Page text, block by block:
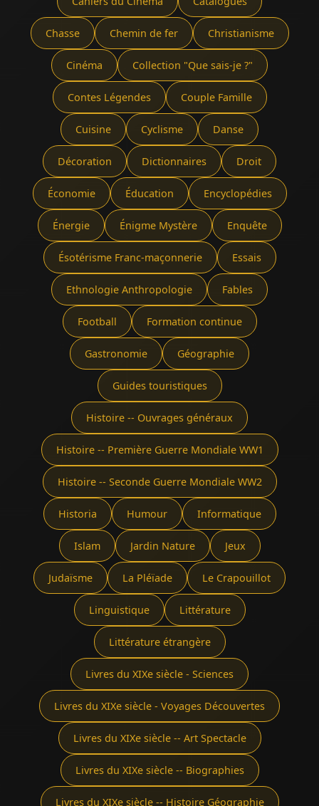
Chasse Chemin de fer Christianisme
Cinéma Collection "Que sais-je ?"
Contes Légendes Couple Famille
Cuisine Cyclisme Danse
Décoration Dictionnaires Droit
Économie Éducation Encyclopédies
Énergie Énigme Mystère Enquête
Ésotérisme Franc-maçonnerie Essais
Ethnologie Anthropologie Fables
Football Formation continue
Gastronomie Géographie
Guides touristiques
Histoire -- Ouvrages généraux
Histoire -- Première Guerre Mondiale WW1
Histoire -- Seconde Guerre Mondiale WW2
Historia Humour Informatique
Islam Jardin Nature Jeux
Judaïsme La Pléïade Le Crapouillot
Linguistique Littérature
Littérature étrangère
Livres du XIXe siècle - Sciences
Livres du XIXe siècle - Voyages Découvertes
Livres du XIXe siècle -- Art Spectacle
Livres du XIXe siècle -- Biographies
Livres du XIXe siècle -- Histoire Géographie